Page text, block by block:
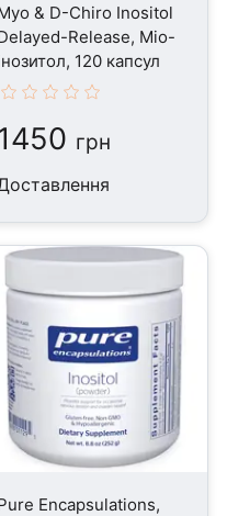
& D-Chiro Inositol
Release, Міо-
120 капсул
грн
Encapsulations,